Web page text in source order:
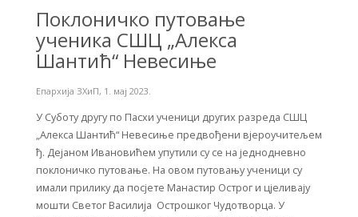
Поклоничко путовање
ученика СШЦ „Алекса
Шантић“ Невесиње
Епархија ЗХиП, 1. мај 2023.
У Суботу другу по Пасхи ученици других разреда СШЦ
„Алекса Шантић“ Невесиње предвођени вјероучитељем
ђ. Дејаном Ивановићем упутили су се на једнодневно
поклоничко путовање. На овом путовању ученици су
имали прилику да посјете Манастир Острог и цјеливају
мошти Светог Василија Острошког Чудотворца. У